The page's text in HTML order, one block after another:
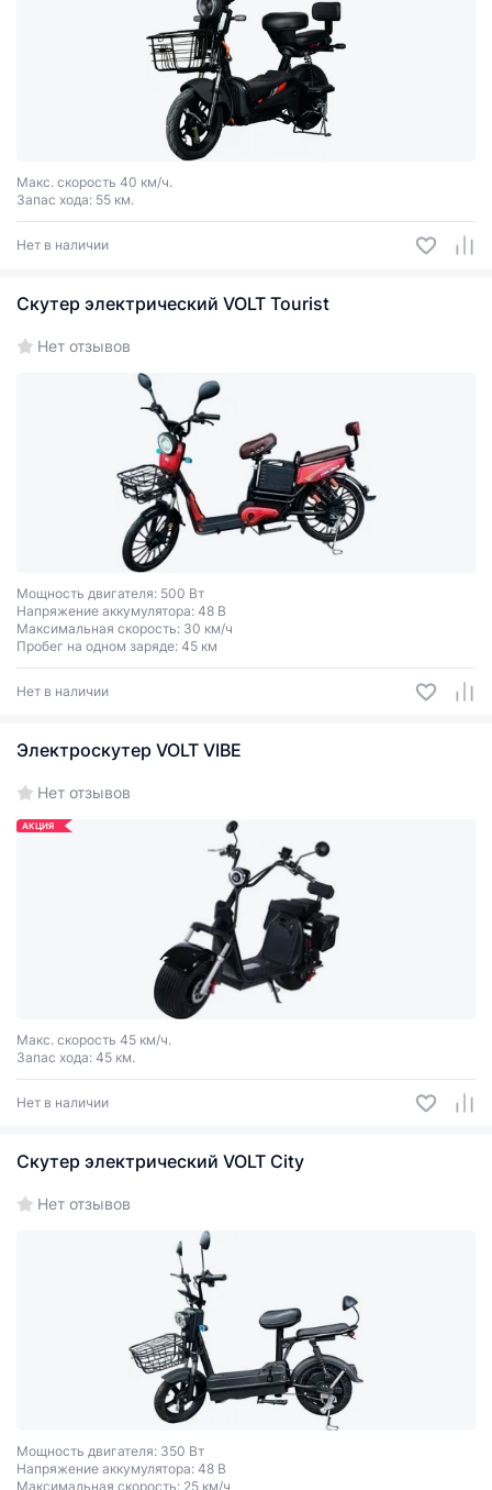
Макс. скорость 40 км/ч.
Запас хода: 55 км.
Нет в наличии
Скутер электрический VOLT Tourist
Нет отзывов
Мощность двигателя: 500 Вт
Напряжение аккумулятора: 48 В
Максимальная скорость: 30 км/ч
Пробег на одном заряде: 45 км
Нет в наличии
Электроскутер VOLT VIBE
Нет отзывов
АКЦИЯ
Макс. скорость 45 км/ч.
Запас хода: 45 км.
Нет в наличии
Скутер электрический VOLT City
Нет отзывов
Мощность двигателя: 350 Вт
Напряжение аккумулятора: 48 В
Максимальная скорость: 25 км/ч